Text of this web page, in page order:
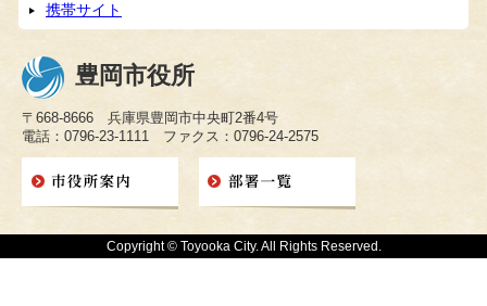
携帯サイト
豊岡市役所
〒668-8666 兵庫県豊岡市中央町2番4号
電話：0796-23-1111 ファクス：0796-24-2575
Copyright © Toyooka City. All Rights Reserved.